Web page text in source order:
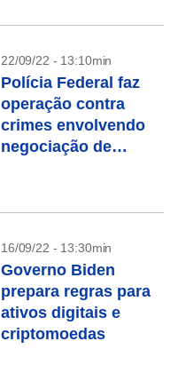
22/09/22 - 13:10min
Polícia Federal faz
operação contra
crimes envolvendo
negociação de
16/09/22 - 13:30min
Governo Biden
prepara regras para
ativos digitais e
criptomoedas